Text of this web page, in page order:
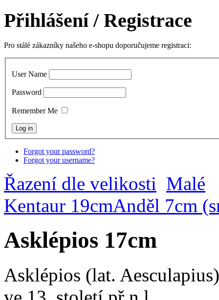
Přihlášení/ Registrace
Pro stálé zákazníky našeho e-shopu doporučujeme registraci:
User Name
Password
Remember Me
Forgot your password?
Forgot your username?
Řazení dle velikosti Malé
Kentaur 19cmAnděl 7cm
Asklépios 17cm
Asklépios (lat.